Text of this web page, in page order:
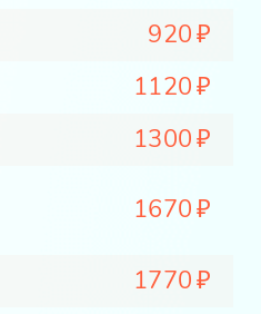
920
1120
1300
1670
1770